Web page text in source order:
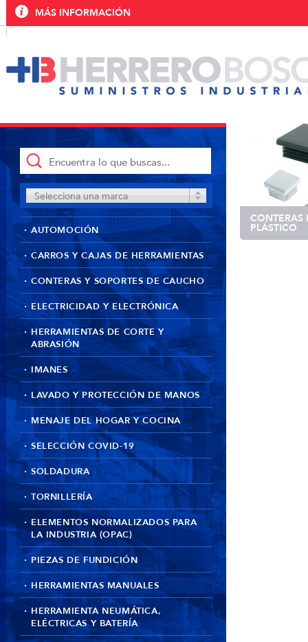
MÁS INFORMACIÓN
Selecciona una marca
AUTOMOCIÓN
CARROS Y CAJAS DE HERRAMIENTAS
CONTERAS Y SOPORTES DE CAUCHO
ELECTRICIDAD Y ELECTRÓNICA
HERRAMIENTAS DE CORTE Y
ABRASIÓN
IMANES
LAVADO Y PROTECCIÓN DE MANOS
MENAJE DEL HOGAR Y COCINA
SELECCIÓN COVID-19
SOLDADURA
TORNILLERÍA
ELEMENTOS NORMALIZADOS PARA
LA INDUSTRIA (OPAC)
PIEZAS DE FUNDICIÓN
HERRAMIENTAS MANUALES
HERRAMIENTA NEUMÁTICA,
ELÉCTRICAS Y BATERÍA
CONTERAS
PLÁSTICO